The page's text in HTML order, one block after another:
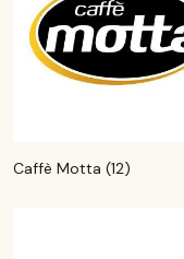
Caffè Motta (12)